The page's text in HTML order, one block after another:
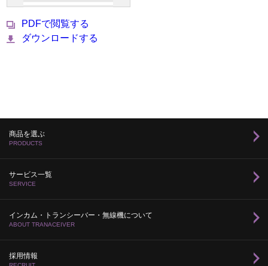
PDFで閲覧する
ダウンロードする
商品を選ぶ
PRODUCTS
サービス一覧
SERVICE
インカム・トランシーバー・無線機について
ABOUT TRANACEIVER
採用情報